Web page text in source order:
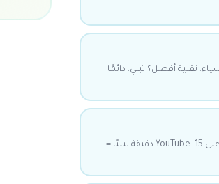
تقنية أفضل؟ تبني. دائمًا
فيديوهات طبخ، حيل تنظيف، دروس عربية — مجانية على YouTube. 15 دقيقة ليليًا =